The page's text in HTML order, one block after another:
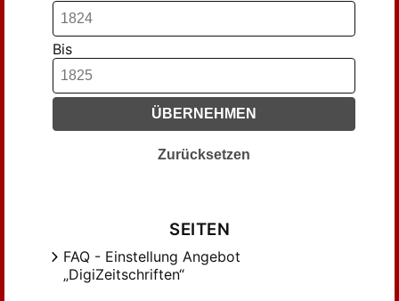
Bis
ÜBERNEHMEN
Zurücksetzen
SEITEN
FAQ - Einstellung Angebot
„DigiZeitschriften“